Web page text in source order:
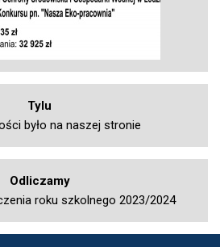
Tylu
było na naszej stronie
Odliczamy
roku szkolnego 2023/2024